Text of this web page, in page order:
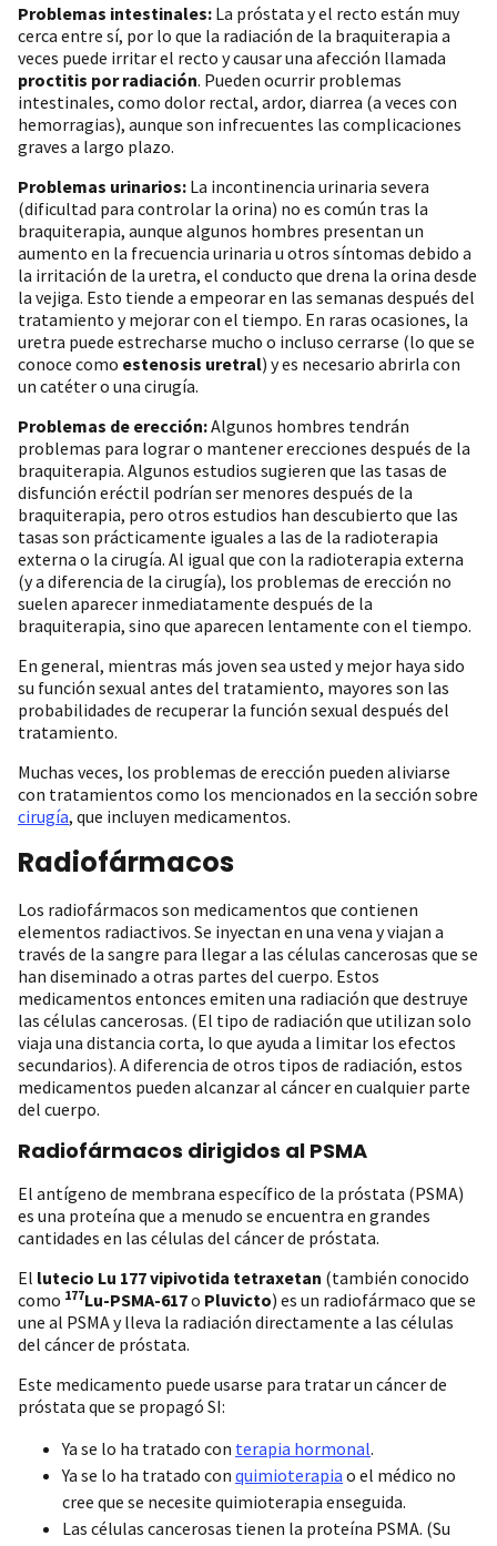
Problemas intestinales: La próstata y el recto están muy
cerca entre sí, por lo que la radiación de la braquiterapia a
veces puede irritar el recto y causar una afección llamada
proctitis por radiación. Pueden ocurrir problemas
intestinales, como dolor rectal, ardor, diarrea (a veces con
hemorragias), aunque son infrecuentes las complicaciones
graves a largo plazo.
Problemas urinarios: La incontinencia urinaria severa
(dificultad para controlar la orina) no es común tras la
braquiterapia, aunque algunos hombres presentan un
aumento en la frecuencia urinaria u otros síntomas debido a
la irritación de la uretra, el conducto que drena la orina desde
la vejiga. Esto tiende a empeorar en las semanas después del
tratamiento y mejorar con el tiempo. En raras ocasiones, la
uretra puede estrecharse mucho o incluso cerrarse (lo que se
conoce como estenosis uretral) y es necesario abrirla con
un catéter o una cirugía.
Problemas de erección:Algunos hombres tendrán
problemas para lograr o mantener erecciones después de la
braquiterapia. Algunos estudios sugieren que las tasas de
disfunción eréctil podrían ser menores después de la
braquiterapia, pero otros estudios han descubierto que las
tasas son prácticamente iguales a las de la radioterapia
externa o la cirugía. Al igual que con la radioterapia externa
(y a diferencia de la cirugía), los problemas de erección no
suelen aparecer inmediatamente después de la
braquiterapia, sino que aparecen lentamente con el tiempo.
En general, mientras más joven sea usted y mejor haya sido
su función sexual antes del tratamiento, mayores son las
probabilidades de recuperar la función sexual después del
tratamiento.
Muchas veces, los problemas de erección pueden aliviarse
con tratamientos como los mencionados en la sección sobre
cirugía, que incluyen medicamentos.
Radiofármacos
Los radiofármacos son medicamentos que contienen
elementos radiactivos. Se inyectan en una vena y viajan a
través de la sangre para llegar a las células cancerosas que se
han diseminado a otras partes del cuerpo. Estos
medicamentos entonces emiten una radiación que destruye
las células cancerosas. (El tipo de radiación que utilizan solo
viaja una distancia corta, lo que ayuda a limitar los efectos
secundarios). A diferencia de otros tipos de radiación, estos
medicamentos pueden alcanzar al cáncer en cualquier parte
del cuerpo.
Radiofármacos dirigidos al PSMA
El antígeno de membrana específico de la próstata (PSMA)
es una proteína que a menudo se encuentra en grandes
cantidades en las células del cáncer de próstata.
El lutecio Lu 177 vipivotida tetraxetan (también conocido
como 177Lu-PSMA-617o Pluvicto) es un radiofármaco que se
une al PSMA y lleva la radiación directamente a las células
del cáncer de próstata.
Este medicamento puede usarse para tratar un cáncer de
próstata que se propagó SI:
Ya se lo ha tratado con terapia hormonal.
Ya se lo ha tratado con quimioterapia o el médico no
cree que se necesite quimioterapia enseguida.
Las células cancerosas tienen la proteína PSMA. (Su